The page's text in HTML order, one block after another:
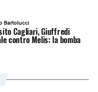
Bartolucci
Cagliari, Giuffredi
contro Melis: la bomba